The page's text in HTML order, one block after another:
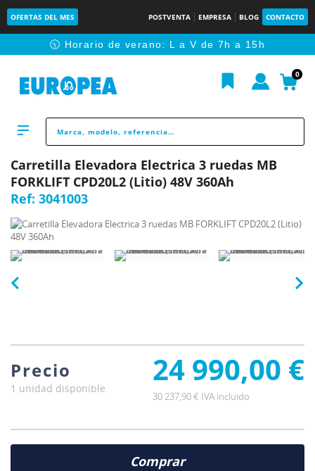
OFERTAS DEL MES POSTVENTA EMPRESA BLOG CONTACTO
🕥 Horario de verano: L a V de 7h a 15h
0
Carretilla Elevadora Electrica 3 ruedas MB
FORKLIFT CPD20L2 (Litio) 48V 360Ah
Ref: 3041003
Precio
1 unidad disponible 24 990,00 €
30 237,90 € IVA incluido
Comprar